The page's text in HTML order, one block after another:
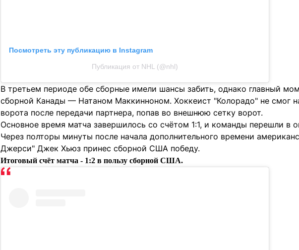
Посмотреть эту публикацию в Instagram
Публикация от NHL (@nhl)
В третьем периоде обе сборные имели шансы забить, однако главный
сборной Канады — Натаном Маккинноном. Хоккеист "Колорадо" не смог
ворота после передачи партнера, попав во внешнюю сетку ворот.
Основное время матча завершилось со счётом 1:1, и команды перешли в
Через полторы минуты после начала дополнительного времени
Джерси" Джек Хьюз принес сборной США победу.
Итоговый счёт матча - 1:2 в пользу сборной США.